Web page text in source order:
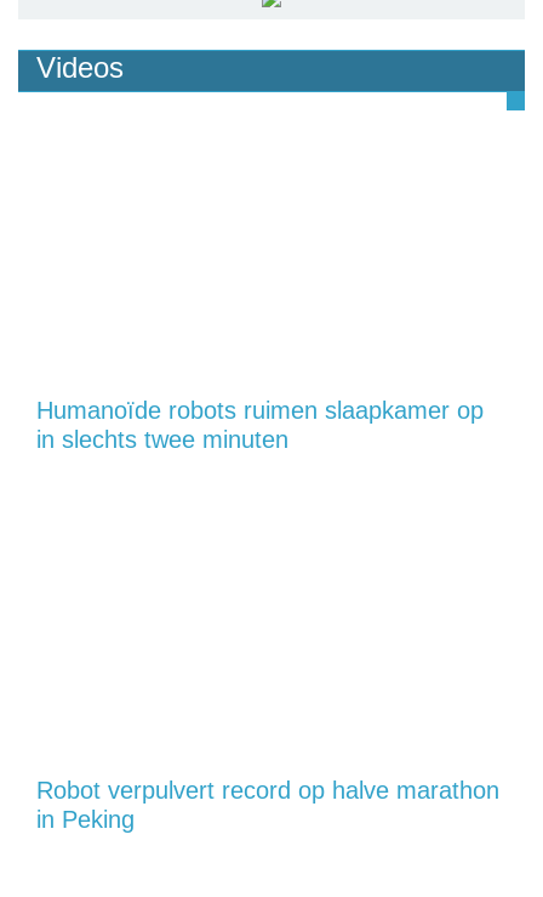
Videos
Humanoïde robots ruimen slaapkamer op
in slechts twee minuten
Robot verpulvert record op halve marathon
in Peking